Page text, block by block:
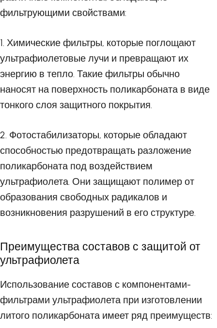
фильтрующими свойствами:
1. Химические фильтры, которые поглощают
ультрафиолетовые лучи и превращают их
энергию в тепло. Такие фильтры обычно
наносят на поверхность поликарбоната в виде
тонкого слоя защитного покрытия.
2. Фотостабилизаторы, которые обладают
способностью предотвращать разложение
поликарбоната под воздействием
ультрафиолета. Они защищают полимер от
образования свободных радикалов и
возникновения разрушений в его структуре.
Преимущества составов с защитой от
ультрафиолета
Использование составов с компонентами-
фильтрами ультрафиолета при изготовлении
литого поликарбоната имеет ряд преимуществ: